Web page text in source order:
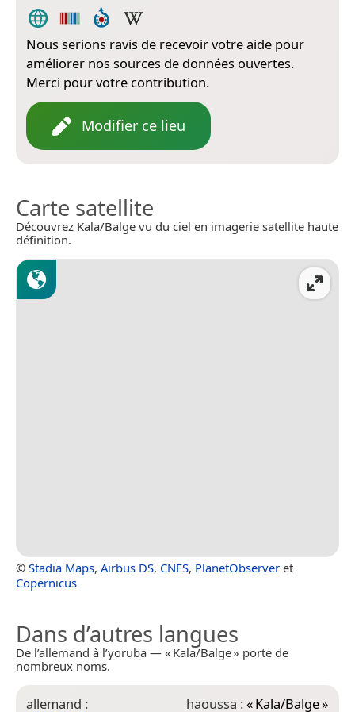
Nous serions ravis de recevoir votre aide pour
améliorer nos sources de données ouvertes.
Merci pour votre contribution.
Modifier ce lieu
Carte satellite
Découvrez Kala/Balge vu du ciel en imagerie satellite haute
définition.
© Stadia Maps, Airbus DS, CNES, PlanetObserver et
Copernicus
Dans d’autres langues
De l’allemand à l’yoruba — « Kala/Balge » porte de
nombreux noms.
allemand :
haoussa :«Kala/Balge»